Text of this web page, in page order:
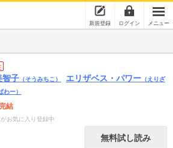
新規登録 ログイン メニュー
智子 （そうみちこ） エリザベス・パワー （えりざ
わー）
結
がお気に入り登録中
無料試し読み